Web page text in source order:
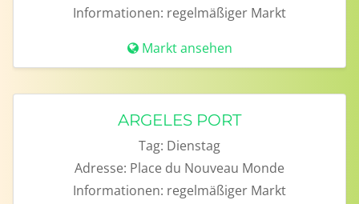
Informationen: regelmäßiger Markt
Markt ansehen
ARGELES PORT
Tag: Dienstag
Adresse: Place du Nouveau Monde
Informationen: regelmäßiger Markt